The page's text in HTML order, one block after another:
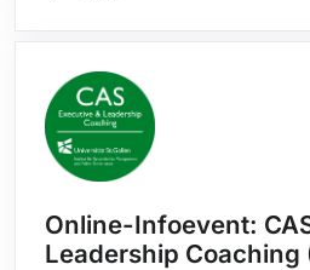
Online-Infoevent:
Leadership Coaching